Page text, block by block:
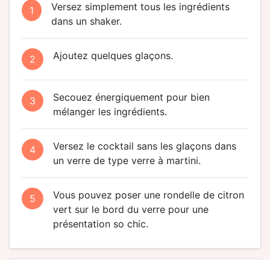
1
Versez simplement tous les ingrédients
dans un shaker.
2 Ajoutez quelques glaçons.
3
Secouez énergiquement pour bien
mélanger les ingrédients.
4
Versez le cocktail sans les glaçons dans
un verre de type verre à martini.
5
Vous pouvez poser une rondelle de citron
vert sur le bord du verre pour une
présentation so chic.